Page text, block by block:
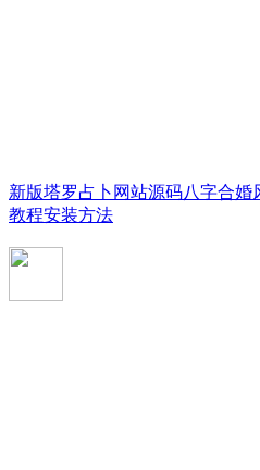
新版塔罗占卜网站源码八字合
教程安装方法